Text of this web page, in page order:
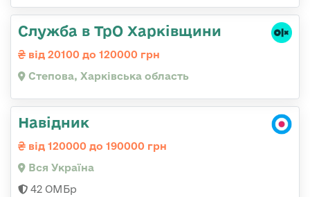
Служба в ТрО Харківщини
від 20100 до 120000 грн
Степова, Харківська область
Навідник
від 120000 до 190000 грн
Вся Україна
42 ОМБр